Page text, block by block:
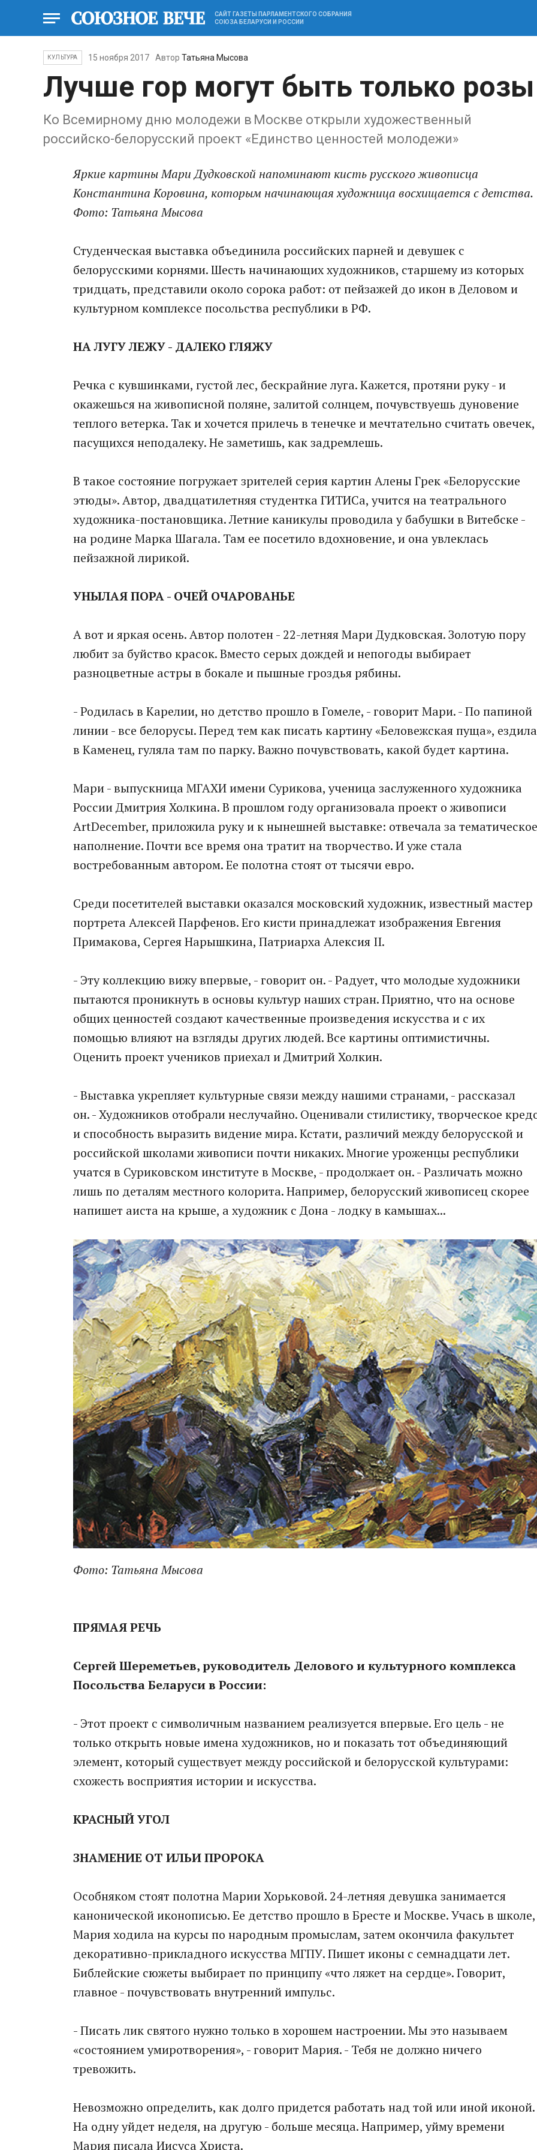
САЙТ ГАЗЕТЫ ПАРЛАМЕНТСКОГО СОБРАНИЯ
СОЮЗА БЕЛАРУСИ И РОССИИ
КУЛЬТУРА 15 ноября 2017 Автор Татьяна Мысова
Лучше гор могут быть только розы
Ко Всемирному дню молодежи в Москве открыли художественный
российско-белорусский проект «Единство ценностей молодежи»
Яркие картины Мари Дудковской напоминают кисть русского живописца
Константина Коровина, которым начинающая художница восхищается с детства.
Фото: Татьяна Мысова
Студенческая выставка объединила российских парней и девушек с
белорусскими корнями. Шесть начинающих художников, старшему из которых
тридцать, представили около сорока работ: от пейзажей до икон в Деловом и
культурном комплексе посольства республики в РФ.
НА ЛУГУ ЛЕЖУ - ДАЛЕКО ГЛЯЖУ
Речка с кувшинками, густой лес, бескрайние луга. Кажется, протяни руку - и
окажешься на живописной поляне, залитой солнцем, почувствуешь дуновение
теплого ветерка. Так и хочется прилечь в тенечке и мечтательно считать овечек,
пасущихся неподалеку. Не заметишь, как задремлешь.
В такое состояние погружает зрителей серия картин Алены Грек «Белорусские
этюды». Автор, двадцатилетняя студентка ГИТИСа, учится на театрального
художника-постановщика. Летние каникулы проводила у бабушки в Витебске -
на родине Марка Шагала. Там ее посетило вдохновение, и она увлеклась
пейзажной лирикой.
УНЫЛАЯ ПОРА - ОЧЕЙ ОЧАРОВАНЬЕ
А вот и яркая осень. Автор полотен - 22-летняя Мари Дудковская. Золотую пору
любит за буйство красок. Вместо серых дождей и непогоды выбирает
разноцветные астры в бокале и пышные гроздья рябины.
- Родилась в Карелии, но детство прошло в Гомеле, - говорит Мари. - По папиной
линии - все белорусы. Перед тем как писать картину «Беловежская пуща», ездила
в Каменец, гуляла там по парку. Важно почувствовать, какой будет картина.
Мари - выпускница МГАХИ имени Сурикова, ученица заслуженного художника
России Дмитрия Холкина. В прошлом году организовала проект о живописи
ArtDecember, приложила руку и к нынешней выставке: отвечала за тематическое
наполнение. Почти все время она тратит на творчество. И уже стала
востребованным автором. Ее полотна стоят от тысячи евро.
Среди посетителей выставки оказался московский художник, известный мастер
портрета Алексей Парфенов. Его кисти принадлежат изображения Евгения
Примакова, Сергея Нарышкина, Патриарха Алексия II.
- Эту коллекцию вижу впервые, - говорит он. - Радует, что молодые художники
пытаются проникнуть в основы культур наших стран. Приятно, что на основе
общих ценностей создают качественные произведения искусства и с их
помощью влияют на взгляды других людей. Все картины оптимистичны.
Оценить проект учеников приехал и Дмитрий Холкин.
- Выставка укрепляет культурные связи между нашими странами, - рассказал
он. - Художников отобрали неслучайно. Оценивали стилистику, творческое
и способность выразить видение мира. Кстати, различий между белорусской и
российской школами живописи почти никаких. Многие уроженцы республики
учатся в Суриковском институте в Москве, - продолжает он. - Различать можно
лишь по деталям местного колорита. Например, белорусский живописец скорее
напишет аиста на крыше, а художник с Дона - лодку в камышах...
Фото: Татьяна Мысова
ПРЯМАЯ РЕЧЬ
Сергей Шереметьев, руководитель Делового и культурного комплекса
Посольства Беларуси в России:
- Этот проект с символичным названием реализуется впервые. Его цель - не
только открыть новые имена художников, но и показать тот объединяющий
элемент, который существует между российской и белорусской культурами:
схожесть восприятия истории и искусства.
КРАСНЫЙ УГОЛ
ЗНАМЕНИЕ ОТ ИЛЬИ ПРОРОКА
Особняком стоят полотна Марии Хорьковой. 24-летняя девушка занимается
канонической иконописью. Ее детство прошло в Бресте и Москве. Учась в школе,
Мария ходила на курсы по народным промыслам, затем окончила факультет
декоративно-прикладного искусства МГПУ. Пишет иконы с семнадцати лет.
Библейские сюжеты выбирает по принципу «что ляжет на сердце». Говорит,
главное - почувствовать внутренний импульс.
- Писать лик святого нужно только в хорошем настроении. Мы это называем
«состоянием умиротворения», - говорит Мария. - Тебя не должно ничего
тревожить.
Невозможно определить, как долго придется работать над той или иной иконой.
На одну уйдет неделя, на другую - больше месяца. Например, уйму времени
Мария писала Иисуса Христа.